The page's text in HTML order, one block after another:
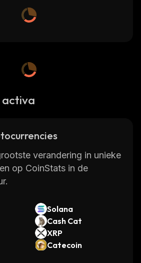
verandering in unieke
op CoinStats in de
Solana
Cash Cat
XRP
Catecoin